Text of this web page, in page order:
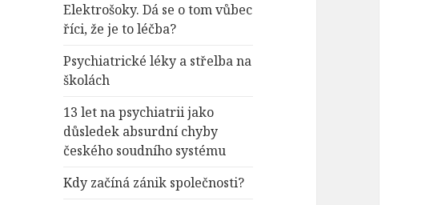
Elektrošoky. Dá se o tom vůbec
říci, že je to léčba?
Psychiatrické léky a střelba na
školách
13 let na psychiatrii jako
důsledek absurdní chyby
českého soudního systému
Kdy začíná zánik společnosti?